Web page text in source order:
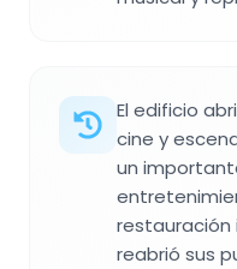
El edificio
cine y
un
restauración
reabrió sus